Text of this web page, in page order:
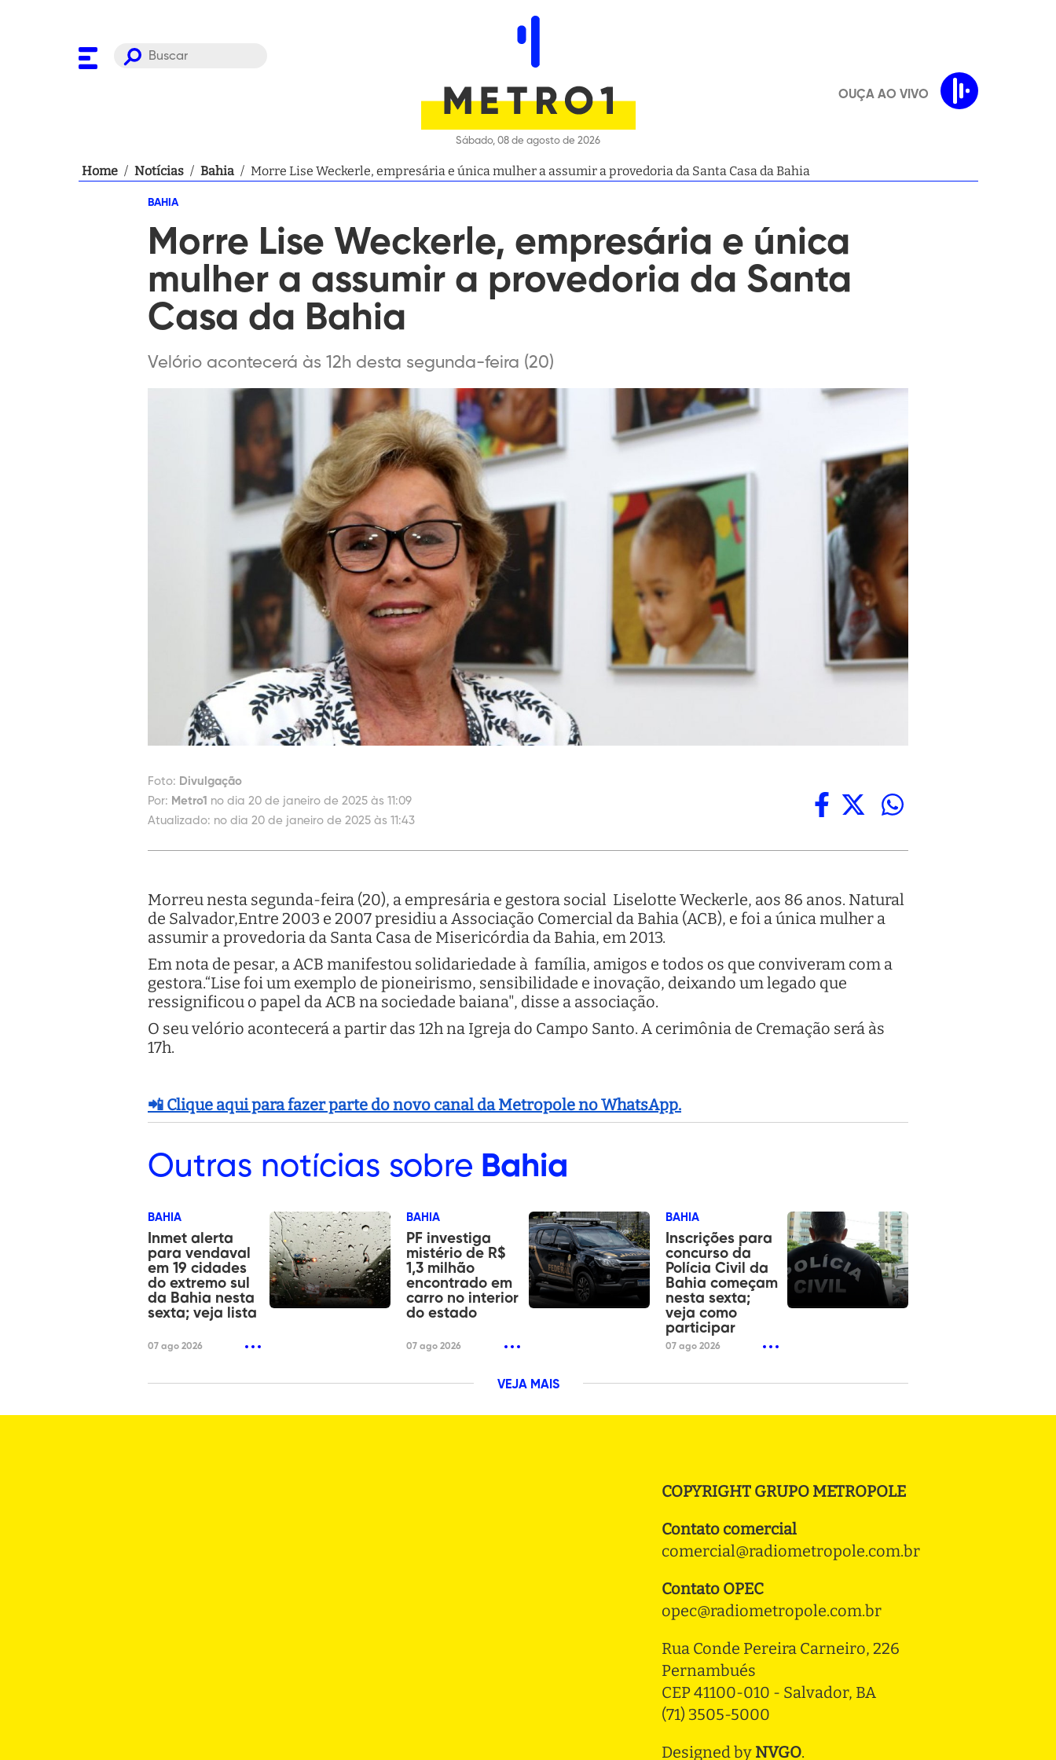
Sábado, 08 de agosto de 2026
OUÇA AO VIVO
Home / Notícias / Bahia / Morre Lise Weckerle, empresária e única mulher a assumir a provedoria da Santa Casa da Bahia
BAHIA
Morre Lise Weckerle, empresária e única
mulher a assumir a provedoria da Santa
Casa da Bahia
Velório acontecerá às 12h desta segunda-feira (20)
Foto: Divulgação
Por: Metro1 no dia 20 de janeiro de 2025 às 11:09
Atualizado: no dia 20 de janeiro de 2025 às 11:43
Morreu nesta segunda-feira (20), a empresária e gestora social Liselotte Weckerle, aos 86 anos. Natural
de Salvador,Entre 2003 e 2007 presidiu a Associação Comercial da Bahia (ACB), e foi a única mulher a
assumir a provedoria da Santa Casa de Misericórdia da Bahia, em 2013.
Em nota de pesar, a ACB manifestou solidariedade à família, amigos e todos os que conviveram com a
gestora.“Lise foi um exemplo de pioneirismo, sensibilidade e inovação, deixando um legado que
ressignificou o papel da ACB na sociedade baiana", disse a associação.
O seu velório acontecerá a partir das 12h na Igreja do Campo Santo. A cerimônia de Cremação será às
17h.
📲 Clique aqui para fazer parte do novo canal da Metropole no WhatsApp.
Outras notícias sobre Bahia
BAHIA
Inmet alerta
para vendaval
em 19 cidades
do extremo sul
da Bahia nesta
sexta; veja lista
07 ago 2026
BAHIA
PF investiga
mistério de R$
1,3 milhão
encontrado em
carro no interior
do estado
07 ago 2026
BAHIA
Inscrições para
concurso da
Polícia Civil da
Bahia começam
nesta sexta;
veja como
participar
07 ago 2026
VEJA MAIS
COPYRIGHT GRUPO METROPOLE
Contato comercial
comercial@radiometropole.com.br
Contato OPEC
opec@radiometropole.com.br
Rua Conde Pereira Carneiro, 226
Pernambués
CEP 41100-010 - Salvador, BA
(71) 3505-5000
Designed by NVGO.